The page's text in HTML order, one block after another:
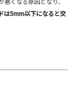
は5mm以下になると交